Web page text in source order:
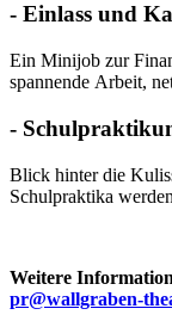
- Einlass und
Ein Minijob zur
spannende Arbeit,
-
Blick hinter die
Schulpraktika
Weitere
pr@wallgraben-